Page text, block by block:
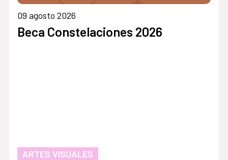
09 agosto 2026
Beca Constelaciones 2026
ARTES VISUALES